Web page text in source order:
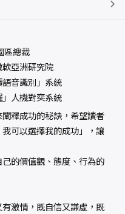
區總裁
亞洲研究院
音識別」系統
人機對奕系統
釋成功的秘訣，希望讀者
可以選擇我的成功」，讓
的價值觀、態度、行為的
激情，既自信又謙虛，既